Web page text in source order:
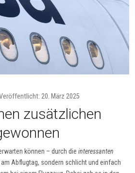
20. März 2025
zusätzlichen
können – durch die interessanten
Abflugtag, sondern schlicht und einfach